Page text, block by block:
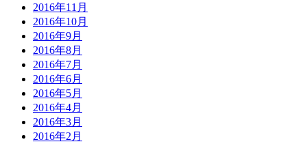
2016年11月
2016年10月
2016年9月
2016年8月
2016年7月
2016年6月
2016年5月
2016年4月
2016年3月
2016年2月